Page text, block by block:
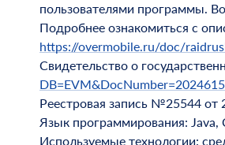
пользователями программы.
Подробнее ознакомиться с
https://overmobile.ru/doc/
Свидетельство о
Реестровая запись №25544 от
Язык программирования: Java,
Используемые технологии: